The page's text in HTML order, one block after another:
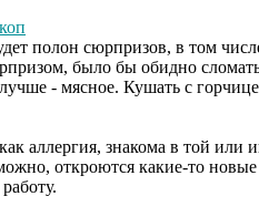
полон сюрпризов, в том
было бы обидно
лучше - мясное. Кушать с
аллергия, знакома в той или
откроются какие-то